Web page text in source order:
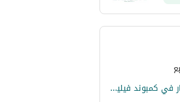
فيلا تاون هاوس 220م نصف مفروشة للإيجار في كمبوند فيليج جاردنز قطامية Village Gardens Katameya التجمع الخامس بالقاهرة الجديدة دقايق من الAUC